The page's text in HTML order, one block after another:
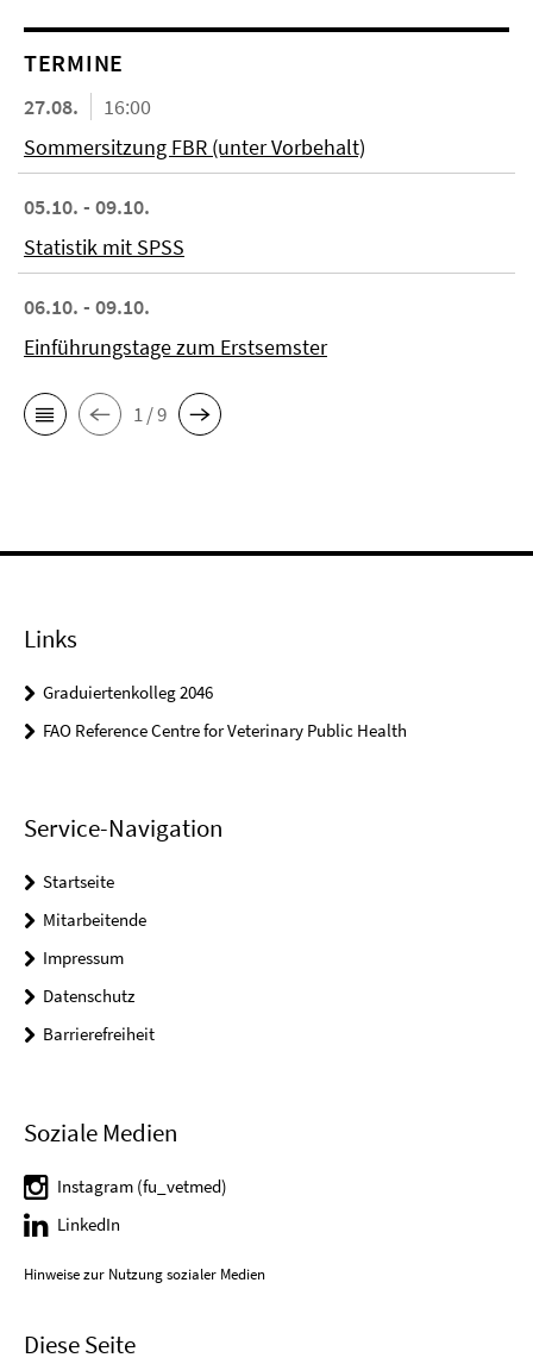
TERMINE
27.08.
16:00
Sommersitzung FBR (unter Vorbehalt)
05.10. - 09.10.
Statistik mit SPSS
06.10. - 09.10.
Einführungstage zum Erstsemster
1 / 9
Links
Graduiertenkolleg 2046
FAO Reference Centre for Veterinary Public Health
Service-Navigation
Startseite
Mitarbeitende
Impressum
Datenschutz
Barrierefreiheit
Soziale Medien
Instagram (fu_vetmed)
LinkedIn
Hinweise zur Nutzung sozialer Medien
Diese Seite